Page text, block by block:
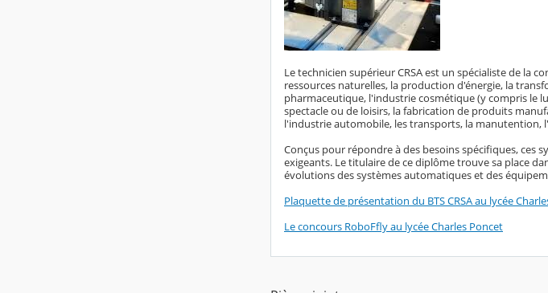
Le technicien supérieur CRSA est un spécialiste de la
ressources naturelles, la production d'énergie, la
pharmaceutique, l'industrie cosmétique (y compris le
spectacle ou de loisirs, la fabrication de produits
l'industrie automobile, les transports, la manutention,
Conçus pour répondre à des besoins spécifiques, ces
exigeants. Le titulaire de ce diplôme trouve sa place
évolutions des systèmes automatiques et des
Plaquette de présentation du BTS CRSA au lycée
Le concours RoboFfly au lycée Charles Poncet